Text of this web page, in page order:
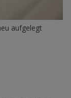
aufgelegt